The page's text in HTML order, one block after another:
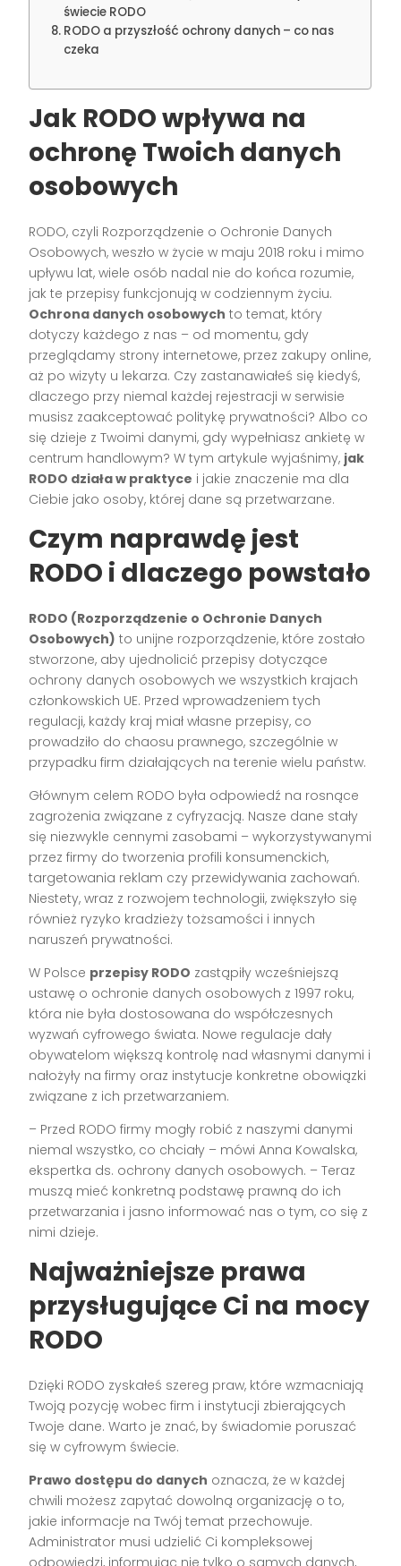
świecie RODO
RODO a przyszłość ochrony danych – co nas
czeka
Jak RODO wpływa na
ochronę Twoich danych
osobowych
RODO, czyli Rozporządzenie o Ochronie Danych
Osobowych, weszło w życie w maju 2018 roku i mimo
upływu lat, wiele osób nadal nie do końca rozumie,
jak te przepisy funkcjonują w codziennym życiu.
Ochrona danych osobowych to temat, który
dotyczy każdego z nas – od momentu, gdy
przeglądamy strony internetowe, przez zakupy online,
aż po wizyty u lekarza. Czy zastanawiałeś się kiedyś,
dlaczego przy niemal każdej rejestracji w serwisie
musisz zaakceptować politykę prywatności? Albo co
się dzieje z Twoimi danymi, gdy wypełniasz ankietę w
centrum handlowym? W tym artykule wyjaśnimy, jak
RODO działa w praktyce i jakie znaczenie ma dla
Ciebie jako osoby, której dane są przetwarzane.
Czym naprawdę jest
RODO i dlaczego powstało
RODO (Rozporządzenie o Ochronie Danych
Osobowych) to unijne rozporządzenie, które zostało
stworzone, aby ujednolicić przepisy dotyczące
ochrony danych osobowych we wszystkich krajach
członkowskich UE. Przed wprowadzeniem tych
regulacji, każdy kraj miał własne przepisy, co
prowadziło do chaosu prawnego, szczególnie w
przypadku firm działających na terenie wielu państw.
Głównym celem RODO była odpowiedź na rosnące
zagrożenia związane z cyfryzacją. Nasze dane stały
się niezwykle cennymi zasobami – wykorzystywanymi
przez firmy do tworzenia profili konsumenckich,
targetowania reklam czy przewidywania zachowań.
Niestety, wraz z rozwojem technologii, zwiększyło się
również ryzyko kradzieży tożsamości i innych
naruszeń prywatności.
W Polsce przepisy RODO zastąpiły wcześniejszą
ustawę o ochronie danych osobowych z 1997 roku,
która nie była dostosowana do współczesnych
wyzwań cyfrowego świata. Nowe regulacje dały
obywatelom większą kontrolę nad własnymi danymi i
nałożyły na firmy oraz instytucje konkretne obowiązki
związane z ich przetwarzaniem.
– Przed RODO firmy mogły robić z naszymi danymi
niemal wszystko, co chciały – mówi Anna Kowalska,
ekspertka ds. ochrony danych osobowych. – Teraz
muszą mieć konkretną podstawę prawną do ich
przetwarzania i jasno informować nas o tym, co się z
nimi dzieje.
Najważniejsze prawa
przysługujące Ci na mocy
RODO
Dzięki RODO zyskałeś szereg praw, które wzmacniają
Twoją pozycję wobec firm i instytucji zbierających
Twoje dane. Warto je znać, by świadomie poruszać
się w cyfrowym świecie.
Prawo dostępu do danych oznacza, że w każdej
chwili możesz zapytać dowolną organizację o to,
jakie informacje na Twój temat przechowuje.
Administrator musi udzielić Ci kompleksowej